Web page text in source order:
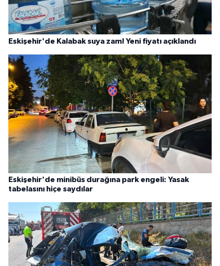
Eskişehir'de Kalabak suya zam! Yeni fiyatı açıklandı
Eskişehir'de minibüs durağına park engeli: Yasak
tabelasını hiçe saydılar